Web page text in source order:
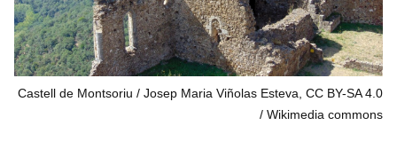
Castell de Montsoriu / Josep Maria Viñolas Esteva, CC BY-SA 4.0
Wikimedia commons